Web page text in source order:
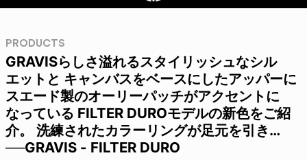
PRODUCTS
GRAVISらしさ溢れるスタイリッシュなシル
エットと キャンバスをベースにしたアッパーに
スエード製のオーリーパッチがアクセントに
なっている FILTER DUROモデルの新色をご紹
介。 洗練されたカラーリングが足元を引き…
──GRAVIS - FILTER DURO